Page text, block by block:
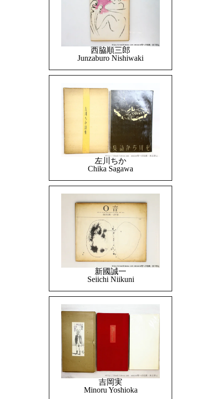
西脇順三郎
Junzaburo Nishiwaki
左川ちか
Chika Sagawa
新國誠一
Seiichi Niikuni
吉岡実
Minoru Yoshioka